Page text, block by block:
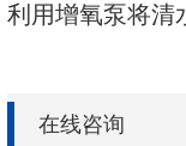
利用增氧泵将清
在线咨询